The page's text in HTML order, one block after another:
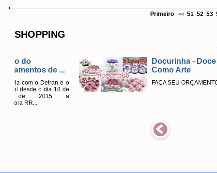
Primeiro << 51 52 53
SHOPPING
e o
de
Doçurinha - Doce
Como Arte
FAÇA SEU ORÇAMENTO